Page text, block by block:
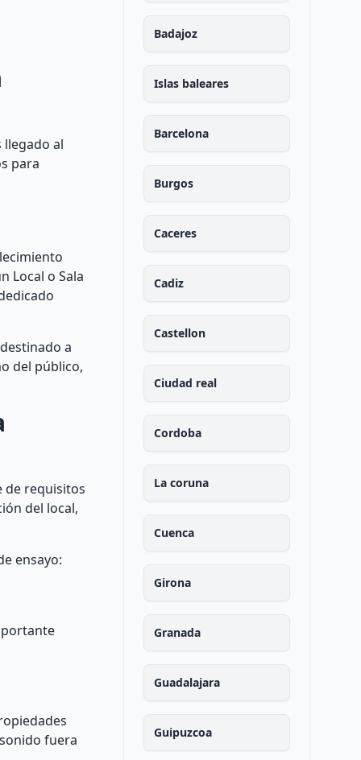
llegado al
para
Local o Sala
a
del público,
de requisitos
del local,
ensayo:
fuera
Badajoz
Islas baleares
Barcelona
Burgos
Caceres
Cadiz
Castellon
Ciudad real
Cordoba
La coruna
Cuenca
Girona
Granada
Guadalajara
Guipuzcoa